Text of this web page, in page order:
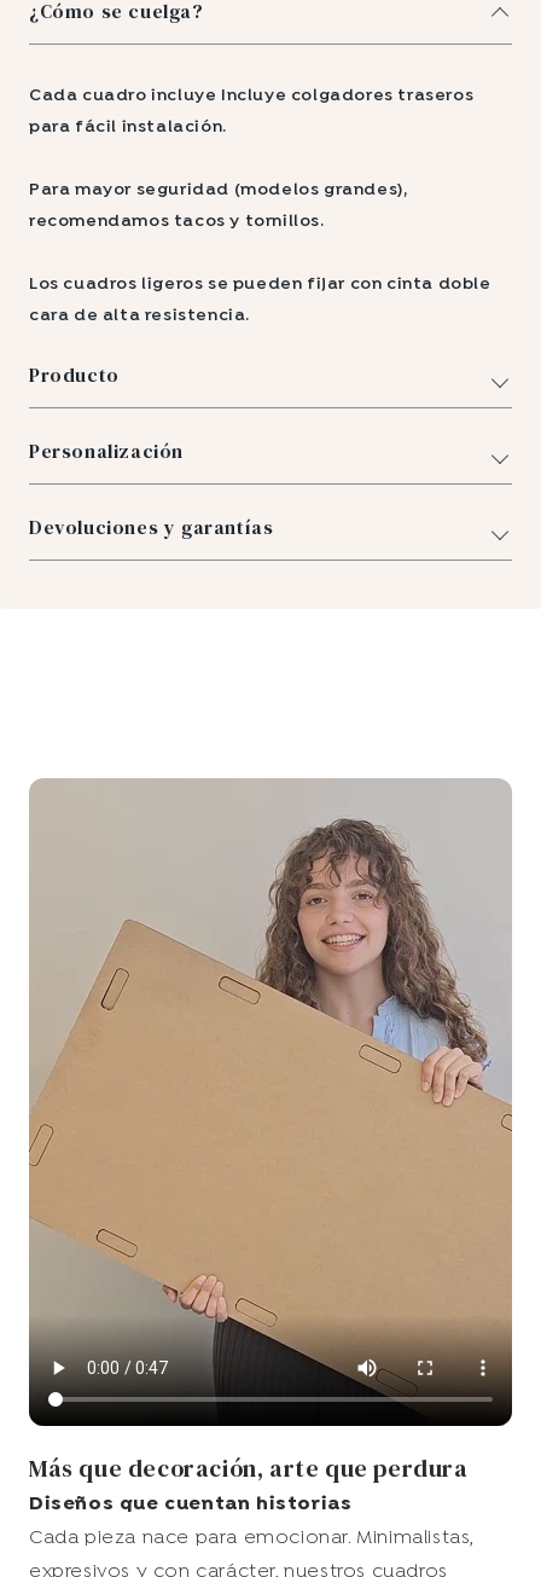
¿Cómo se cuelga?
Cada cuadro incluye Incluye colgadores traseros
para fácil instalación.
Para mayor seguridad (modelos grandes),
recomendamos tacos y tornillos.
Los cuadros ligeros se pueden fijar con cinta doble
cara de alta resistencia.
Producto
Personalización
Devoluciones y garantías
Más que decoración, arte que perdura
Diseños que cuentan historias
Cada pieza nace para emocionar. Minimalistas,
expresivos y con carácter, nuestros cuadros